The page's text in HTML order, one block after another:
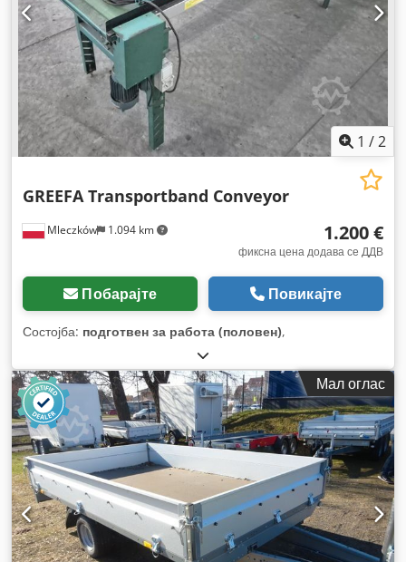
1 /2
Mleczków 1.094 km
GREEFA Transportband Conveyor
1.200 €
фиксна цена додава се ДДВ
Побарајте Повикајте
Состојба: подготвен за работа (половен),
Мал оглас